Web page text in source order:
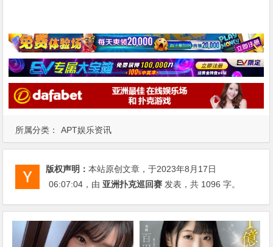
所属分类： APT娱乐资讯
版权声明：本站原创文章，于2023年8月17日
06:07:04 ，由亚洲扑克巡回赛 发表，共 1096 字。